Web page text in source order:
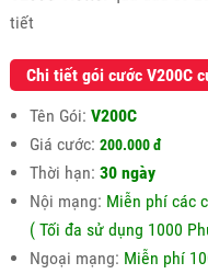
tiết
Chi tiết gói cước V200C
Tên Gói: V200C
Giá cước: 200.000 đ
Thời hạn: 30 ngày
Nội mạng: Miễn phí các
( Tối đa sử dụng 1000
Ngoại mạng: Miễn phí